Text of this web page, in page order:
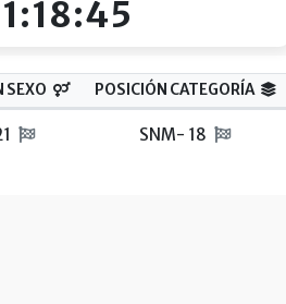
SEXO POSICIÓN CATEGORÍA
SNM- 18